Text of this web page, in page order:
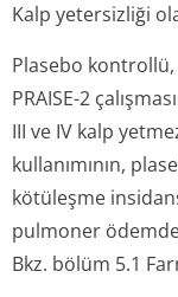
Kalp yetersizliği
Plasebo
PRAISE-2
III ve IV kalp
kullanımının,
kötüleşme
pulmoner
Bkz. bölüm 5.1